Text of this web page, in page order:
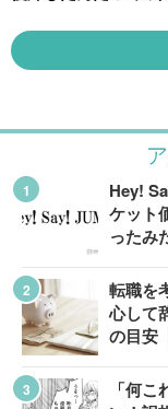
Hey!
ケット
ったみ
転職を
心して
の目安
「何